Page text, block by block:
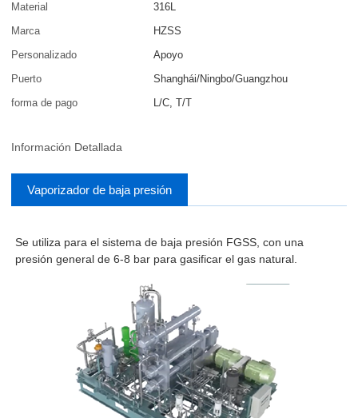
Material
316L
Marca
HZSS
Personalizado
Apoyo
Puerto
Shanghái/Ningbo/Guangzhou
forma de pago
L/C, T/T
Información Detallada
Vaporizador de baja presión
Se utiliza para el sistema de baja presión FGSS, con una
presión general de 6-8 bar para gasificar el gas natural.